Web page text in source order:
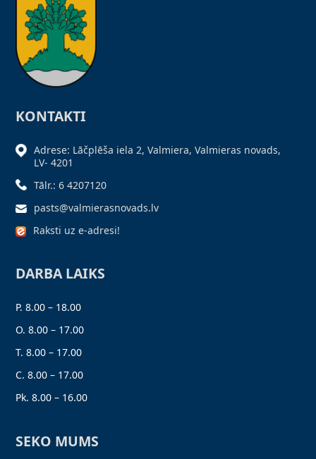
KONTAKTI
Adrese: Lāčplēša iela 2, Valmiera, Valmieras novads,
LV- 4201
Tālr.: 6 4207120
pasts@valmierasnovads.lv
Raksti uz e-adresi!
DARBA LAIKS
P. 8.00 – 18.00
O. 8.00 – 17.00
T. 8.00 – 17.00
C. 8.00 – 17.00
Pk. 8.00 – 16.00
SEKO MUMS